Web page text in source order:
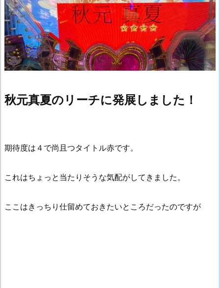
秋元真夏のリーチに発展しました！
期待度は４で尚且つタイトル赤です。
これはちょっと当たりそうな気配がしてきました。
ここはきっちり仕留めておきたいところだったのですが